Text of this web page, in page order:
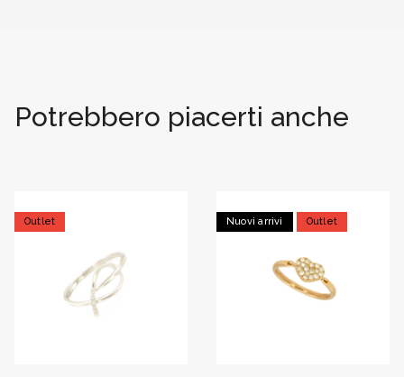
Potrebbero piacerti anche
Outlet Nuovi arrivi Outlet